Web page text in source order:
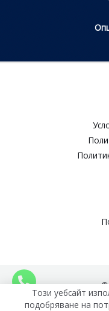
©
Този уебсайт
подобряване на